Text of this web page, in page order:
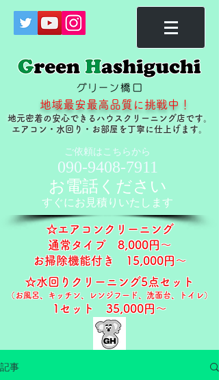
ご依頼はこちらから
090-9408-7911
お電話ください
すぐに​お見積りいたします
地域最安最高品質に挑戦中！
地元密着の安心できるハウスクリーニング店です。
​エアコン・水回り・お部屋を丁寧に仕上げます。
☆エアコンクリーニング
通常タイプ ​8,000円～
お掃除機能付き 15,000円～​​
☆水回りクリーニング5点セット
（お風呂、キッチン、レンジフード、洗面台、トイレ）
1セット 35,000円～​​
記事